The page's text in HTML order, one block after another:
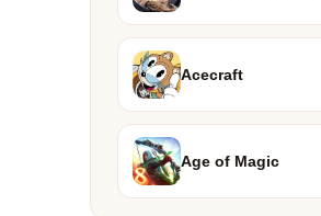
Acecraft
Age of Magic